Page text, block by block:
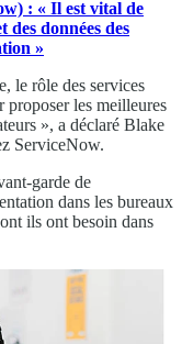
: « Il est vital de
des données des
»
le rôle des services
proposer les meilleures
», a déclaré Blake
ServiceNow.
garde de
dans les bureaux
ils ont besoin dans